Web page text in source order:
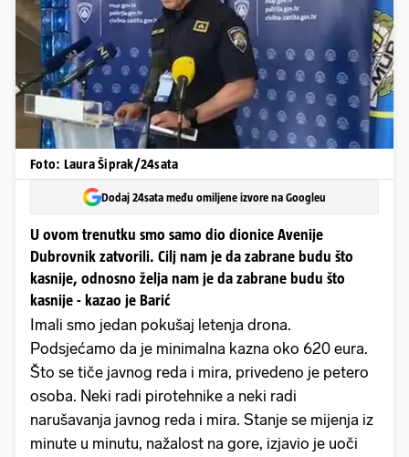
Foto: Laura Šiprak/24sata
Dodaj 24sata među omiljene izvore na Googleu
U ovom trenutku smo samo dio dionice Avenije
Dubrovnik zatvorili. Cilj nam je da zabrane budu što
kasnije, odnosno želja nam je da zabrane budu što
kasnije - kazao je Barić
Imali smo jedan pokušaj letenja drona.
Podsjećamo da je minimalna kazna oko 620 eura.
Što se tiče javnog reda i mira, privedeno je petero
osoba. Neki radi pirotehnike a neki radi
narušavanja javnog reda i mira. Stanje se mijenja iz
minute u minutu, nažalost na gore, izjavio je uoči